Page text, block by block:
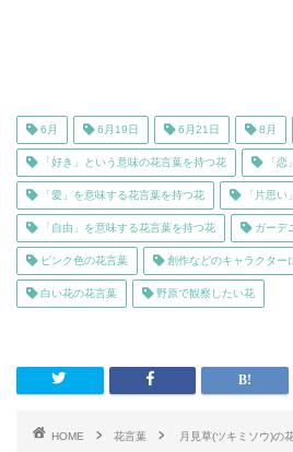
6月 6月19日 6月21日 8月
「好き」という意味の花言葉を持つ花 「恋
「愛」を意味する花言葉を持つ花 「片思い
「自由」を意味する花言葉を持つ花 ガーデ
ピンク色の花言葉 創作などのキャラクター
白い花の花言葉 野原で観察したい花
HOME 花言葉 月見草(ツキミソウ)の